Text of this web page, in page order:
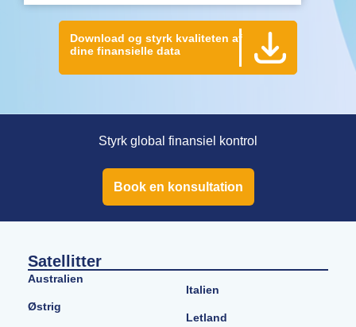
Download og styrk kvaliteten af
dine finansielle data
Styrk global finansiel kontrol
Book en konsultation
Satellitter
Australien
Østrig
Italien
Letland